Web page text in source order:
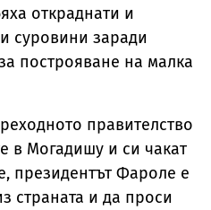
откраднати и
суровини заради
построяване на малка
правителство
в Могадишу и си чакат
президентът Фароле е
страната и да проси